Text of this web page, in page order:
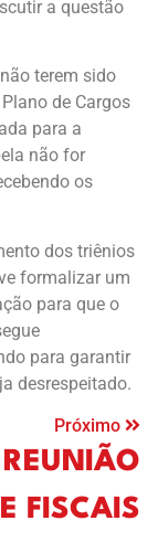
a questão
terem sido
de Cargos
para a
não for
os
dos triênios
formalizar um
para que o
para garantir
desrespeitado.
Próximo
REUNIÃO
FISCAIS